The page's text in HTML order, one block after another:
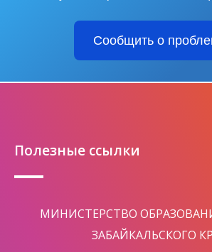
Сообщить о
Полезные ссылки
МИНИСТЕРСТВО
ЗАБАЙКАЛЬСКОГО